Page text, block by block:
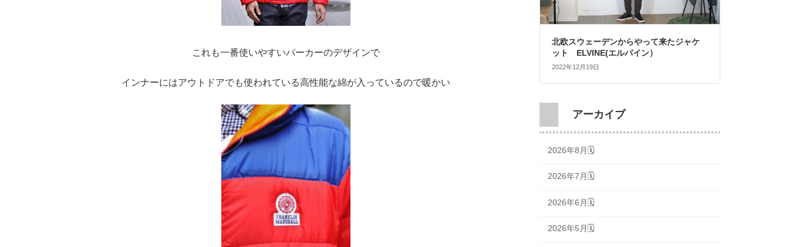
これも一番使いやすいパーカーのデザインで
インナーにはアウトドアでも使われている高性能な綿が入っているので暖かい
北欧スウェーデンからやって来たジャケ
ット ELVINE(エルバイン）
2022年12月19日
アーカイブ
2026年8月🗓
2026年7月🗓
2026年6月🗓
2026年5月🗓